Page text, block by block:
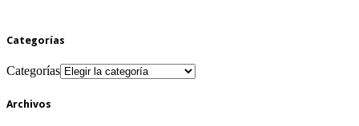
Categorías
Categorías
Archivos